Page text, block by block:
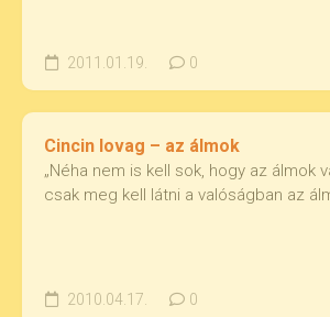
2011.01.19. 0
Cincin lovag – az álmok
„Néha nem is kell sok, hogy az álmok
csak meg kell látni a valóságban az
2010.04.17. 0